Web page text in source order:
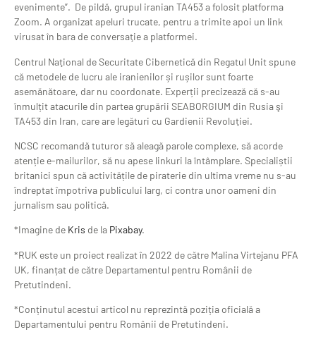
evenimente”. De pildă, grupul iranian TA453 a folosit platforma
Zoom. A organizat apeluri trucate, pentru a trimite apoi un link
virusat în bara de conversaţie a platformei.
Centrul Naţional de Securitate Cibernetică din Regatul Unit spune
că metodele de lucru ale iranienilor și rușilor sunt foarte
asemănătoare, dar nu coordonate. Experții precizează că s-au
înmulțit atacurile din partea grupării SEABORGIUM din Rusia şi
TA453 din Iran, care are legături cu Gardienii Revoluţiei.
NCSC recomandă tuturor să aleagă parole complexe, să acorde
atenție e-mailurilor, să nu apese linkuri la întâmplare. Specialiștii
britanici spun că activitățile de piraterie din ultima vreme nu s-au
îndreptat împotriva publicului larg, ci contra unor oameni din
jurnalism sau politică.
*Imagine de Kris de la Pixabay.
*RUK este un proiect realizat în 2022 de către Malina Virtejanu PFA
UK, finanțat de către Departamentul pentru Românii de
Pretutindeni.
*Conținutul acestui articol nu reprezintă poziția oficială a
Departamentului pentru Românii de Pretutindeni.